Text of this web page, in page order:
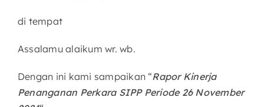
di tempat
Assalamu alaikum wr. wb.
Dengan ini kami sampaikan “Rapor Kinerja
Penanganan Perkara SIPP Periode 26 November